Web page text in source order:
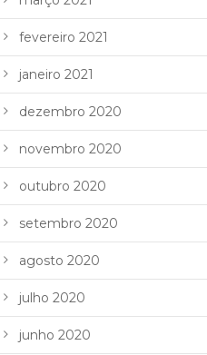
fevereiro 2021
janeiro 2021
dezembro 2020
novembro 2020
outubro 2020
setembro 2020
agosto 2020
julho 2020
junho 2020